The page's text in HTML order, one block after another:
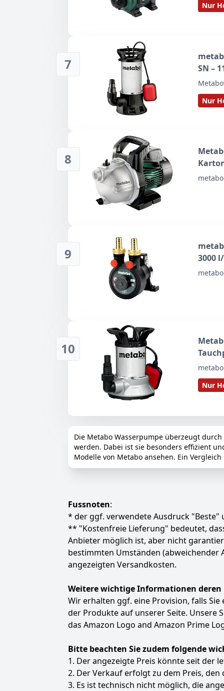
Nur
7
SN –
Nur
8
metabo
9
3000
metabo
10
–
metabo
Nur
Die Metabo Wasserpumpe überzeugt
werden. Dabei ist sie besonders effizient
Modelle von Metabo ansehen. Ein
Fussnoten:
* der ggf. verwendete Ausdruck "Beste"
** "Kostenfreie Lieferung" bedeutet,
Anbieter möglich ist, aber nicht
bestimmten Umständen (abweichender
angezeigten Versandkosten.
Weitere wichtige Informationen
Wir erhalten ggf. eine Provision, falls
der Produkte auf unserer Seite. Unsere
das Amazon Logo and Amazon Prime
Bitte beachten Sie zudem folgende
1. Der angezeigte Preis könnte seit der
2. Der Verkauf erfolgt zu dem Preis,
3. Es ist technisch nicht möglich, die